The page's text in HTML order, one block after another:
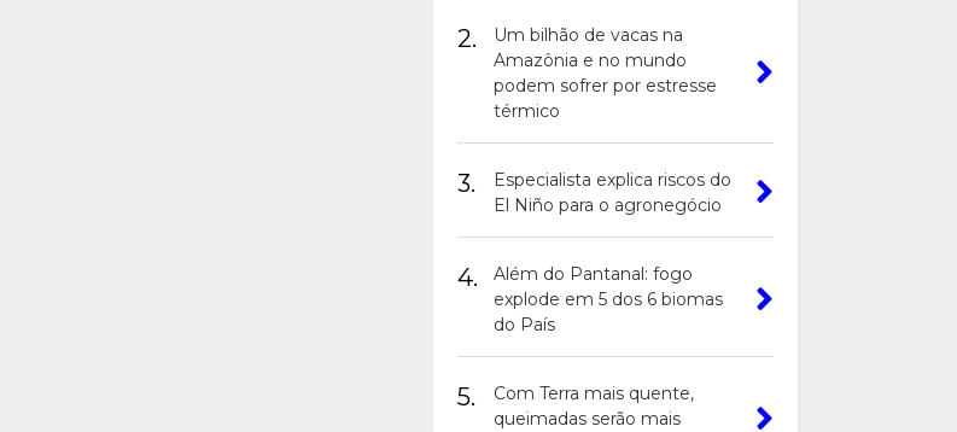
2.
Um bilhão de vacas na
Amazônia e no mundo
podem sofrer por estresse
térmico
3.
Especialista explica riscos do
El Niño para o agronegócio
4.
Além do Pantanal: fogo
explode em 5 dos 6 biomas
do País
5.
Com Terra mais quente,
queimadas serão mais